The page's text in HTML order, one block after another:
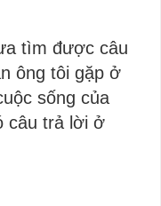
tìm được câu
ông tôi gặp ở
sống của
câu trả lời ở